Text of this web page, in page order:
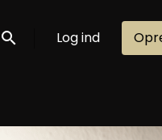
Søg nu Log ind